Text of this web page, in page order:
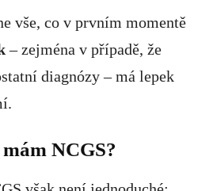
vše, co v prvním momentě
– zejména v případě, že
diagnózy – má lepek
NCGS?